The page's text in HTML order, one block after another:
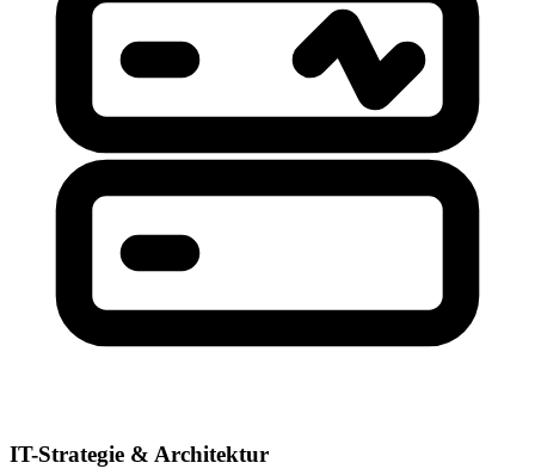
IT-Strategie & Architektur